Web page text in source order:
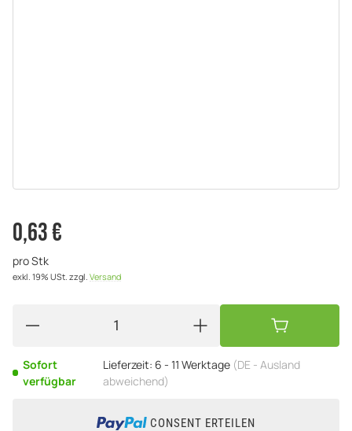
0,63 €
pro Stk
exkl. 19% USt. zzgl. Versand
Sofort
verfügbar
Lieferzeit: 6 - 11 Werktage (DE - Ausland
abweichend)
CONSENT ERTEILEN